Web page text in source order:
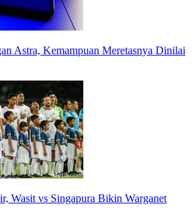
Astra, Kemampuan Meretasnya Dinilai
Wasit vs Singapura Bikin Warganet